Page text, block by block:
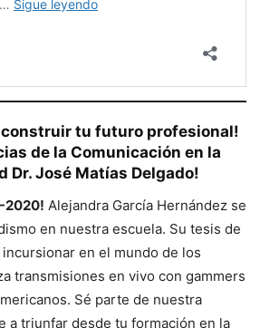
construir tu futuro profesional!
de la Comunicación en la
Dr. José Matías Delgado!
2020! Alejandra García Hernández se
en nuestra escuela. Su tesis de
en el mundo de los
transmisiones en vivo con gammers
Sé parte de nuestra
a triunfar desde tu formación en la